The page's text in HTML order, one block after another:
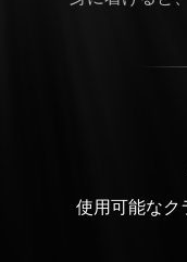
使用可能なク